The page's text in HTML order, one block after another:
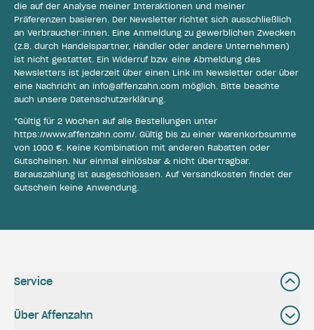
die auf der Analyse meiner Interaktionen und meiner
Präferenzen basieren. Der Newsletter richtet sich ausschließlich
an Verbraucher:innen. Eine Anmeldung zu gewerblichen Zwecken
(z.B. durch Handelspartner, Händler oder andere Unternehmen)
ist nicht gestattet. Ein Widerruf bzw. eine Abmeldung des
Newsletters ist jederzeit über einen Link im Newsletter oder über
eine Nachricht an info@affenzahn.com möglich. Bitte beachte
auch unsere Datenschutzerklärung.
*Gültig für 2 Wochen auf alle Bestellungen unter
https://www.affenzahn.com/. Gültig bis zu einer Warenkorbsumme
von 1000 €. Keine Kombination mit anderen Rabatten oder
Gutscheinen. Nur einmal einlösbar & nicht übertragbar.
Barauszahlung ist ausgeschlossen. Auf Versandkosten findet der
Gutschein keine Anwendung.
Service
Über Affenzahn